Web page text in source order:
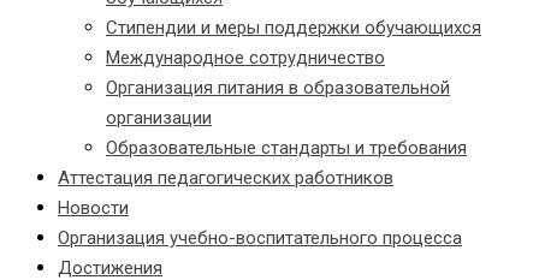
Стипендии и меры поддержки обучающихся
Международное сотрудничество
Организация питания в образовательной
организации
Образовательные стандарты и требования
Аттестация педагогических работников
Новости
Организация учебно-воспитательного процесса
Достижения